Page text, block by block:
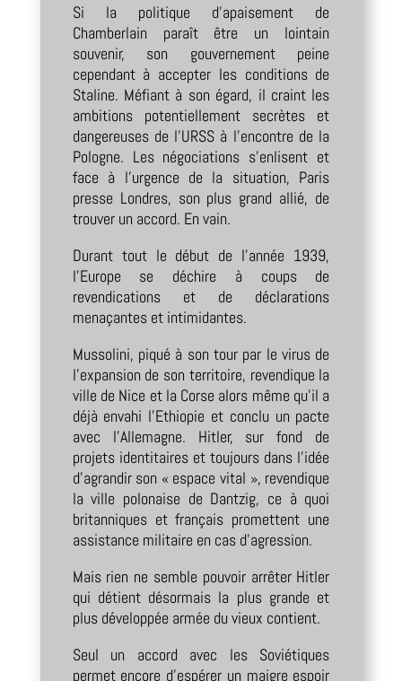
Si la politique d’apaisement de
Chamberlain paraît être un lointain
souvenir, son gouvernement peine
cependant à accepter les conditions de
Staline. Méfiant à son égard, il craint les
ambitions potentiellement secrètes et
dangereuses de l’URSS à l’encontre de la
Pologne. Les négociations s’enlisent et
face à l’urgence de la situation, Paris
presse Londres, son plus grand allié, de
trouver un accord. En vain.
Durant tout le début de l’année 1939,
l’Europe se déchire à coups de
revendications et de déclarations
menaçantes et intimidantes.
Mussolini, piqué à son tour par le virus de
l’expansion de son territoire, revendique la
ville de Nice et la Corse alors même qu’il a
déjà envahi l’Ethiopie et conclu un pacte
avec l’Allemagne. Hitler, sur fond de
projets identitaires et toujours dans l’idée
d’agrandir son « espace vital », revendique
la ville polonaise de Dantzig, ce à quoi
britanniques et français promettent une
assistance militaire en cas d’agression.
Mais rien ne semble pouvoir arrêter Hitler
qui détient désormais la plus grande et
plus développée armée du vieux contient.
Seul un accord avec les Soviétiques
permet encore d’espérer un maigre espoir